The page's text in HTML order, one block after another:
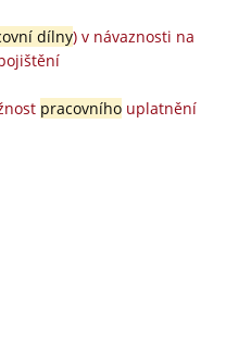
dílny) v návaznosti na
pracovníhouplatnění